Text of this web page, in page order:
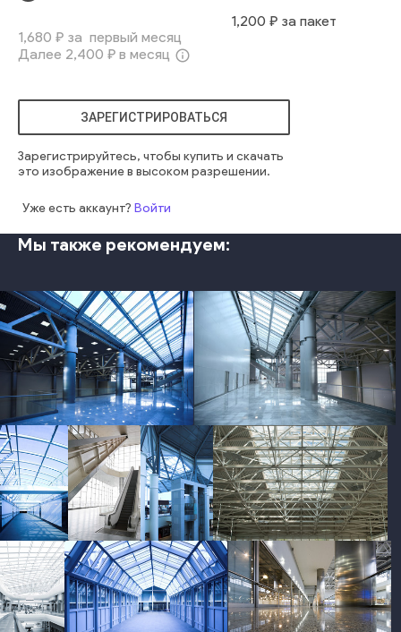
1,680 ₽ за первый месяц
Далее 2,400 ₽ в месяц info_outline
1,200 ₽ за пакет
ЗАРЕГИСТРИРОВАТЬСЯ
Зарегистрируйтесь, чтобы купить и скачать
это изображение в высоком разрешении.
Уже есть аккаунт? Войти
Мы также рекомендуем:
photo photo
photo photo photo photo